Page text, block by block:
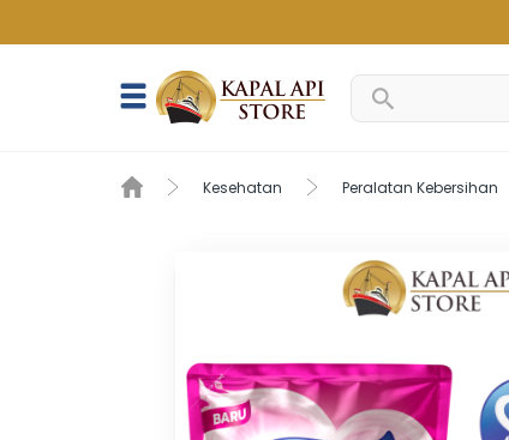
Kesehatan Peralatan Kebersihan